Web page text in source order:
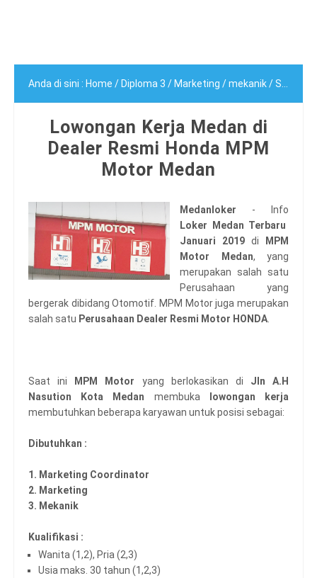
Anda di sini : Home / Diploma 3 / Marketing /mekanik/Sarjana (S1)
Lowongan Kerja Medan di
Dealer Resmi Honda MPM
Motor Medan
Medanloker - Info
Loker Medan Terbaru
Januari 2019 di
MPM
Motor Medan, yang
merupakan salah satu
Perusahaan yang
bergerak dibidang Otomotif. MPM Motor juga merupakan
salah satu Perusahaan Dealer Resmi Motor HONDA
Saat ini MPM Motor yang berlokasikan di Jln A.H
Nasution Kota Medan membuka
lowongan kerja
membutuhkan beberapa karyawan untuk posisi sebagai:
Dibutuhkan :
1. Marketing Coordinator
2. Marketing
3. Mekanik
Kualifikasi :
Wanita (1,2), Pria (2,3)
Usia maks. 30 tahun (1,2,3)